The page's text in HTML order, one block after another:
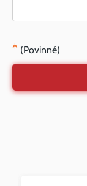
* (Povinné)